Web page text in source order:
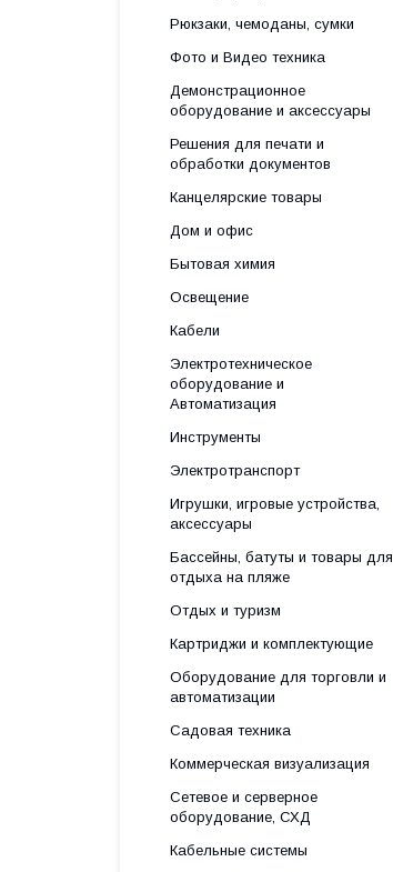
Рюкзаки, чемоданы, сумки
Фото и Видео техника
Демонстрационное
оборудование и аксессуары
Решения для печати и
обработки документов
Канцелярские товары
Дом и офис
Бытовая химия
Освещение
Кабели
Электротехническое
оборудование и
Автоматизация
Инструменты
Электротранспорт
Игрушки, игровые устройства,
аксессуары
Бассейны, батуты и товары для
отдыха на пляже
Отдых и туризм
Картриджи и комплектующие
Оборудование для торговли и
автоматизации
Садовая техника
Коммерческая визуализация
Сетевое и серверное
оборудование, СХД
Кабельные системы